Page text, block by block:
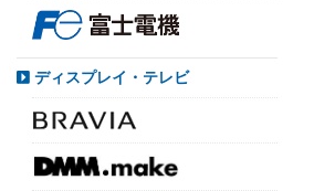
ディスプレイ・テレビ